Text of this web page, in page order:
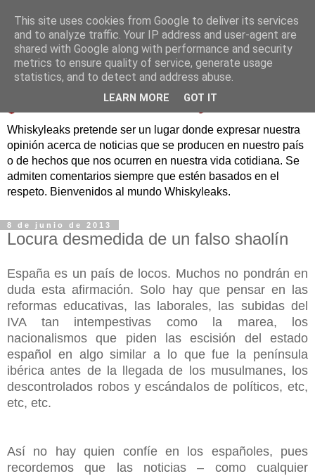
Whiskyleaks pretende ser un lugar donde expresar nuestra
opinión acerca de noticias que se producen en nuestro país
o de hechos que nos ocurren en nuestra vida cotidiana. Se
admiten comentarios siempre que estén basados en el
respeto. Bienvenidos al mundo Whiskyleaks.
8 de junio de 2013
Locura desmedida de un falso shaolín
España es un país de locos. Muchos no pondrán en
duda esta afirmación. Solo hay que pensar en las
reformas educativas, las laborales, las subidas del
IVA tan intempestivas como la marea, los
nacionalismos que piden las escisión del estado
español en algo similar a lo que fue la península
ibérica antes de la llegada de los musulmanes, los
descontrolados robos y escándalos de políticos, etc,
etc, etc.
Así no hay quien confíe en los españoles, pues
recordemos que las noticias – como cualquier
This site uses cookies from Google to deliver its services
and to analyze traffic. Your IP address and user-agent are
shared with Google along with performance and security
metrics to ensure quality of service, generate usage
statistics, and to detect and address abuse.
LEARN MORE GOT IT